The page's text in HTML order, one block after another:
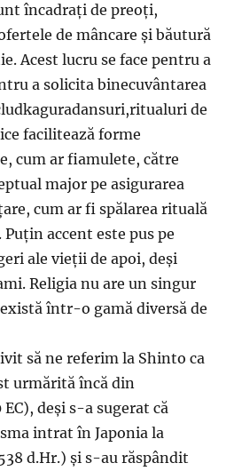
încadrați de preoți,
de mâncare și băutură
Acest lucru se face pentru a
a solicita binecuvântarea
de
facilitează forme
cum ar fiamulete, către
major pe asigurarea
cum ar fi spălarea rituală
accent este pus pe
ale vieții de apoi, deși
Religia nu are un singur
într-o gamă diversă de
să ne referim la Shinto ca
urmărită încă din
deși s-a sugerat că
intrat în Japonia la
d.Hr.) și s-au răspândit